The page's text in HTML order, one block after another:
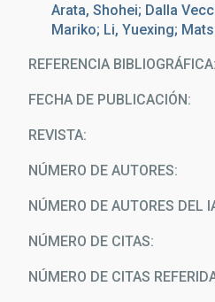
navegación
Arata, Shohei; Dalla
Mariko; Li, Yuexing;
REFERENCIA BIBLIOGRÁFICA
FECHA DE PUBLICACIÓN:
REVISTA
NÚMERO DE AUTORES
NÚMERO DE AUTORES DEL
NÚMERO DE CITAS
NÚMERO DE CITAS